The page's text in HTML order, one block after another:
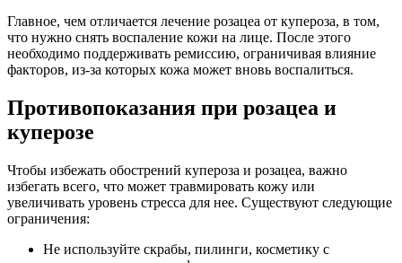
Главное, чем отличается лечение розацеа от купероза, в том,
что нужно снять воспаление кожи на лице. После этого
необходимо поддерживать ремиссию, ограничивая влияние
факторов, из-за которых кожа может вновь воспалиться.
Противопоказания при розацеа и
куперозе
Чтобы избежать обострений купероза и розацеа, важно
избегать всего, что может травмировать кожу или
увеличивать уровень стресса для нее. Существуют следующие
ограничения:
Не используйте скрабы, пилинги, косметику с